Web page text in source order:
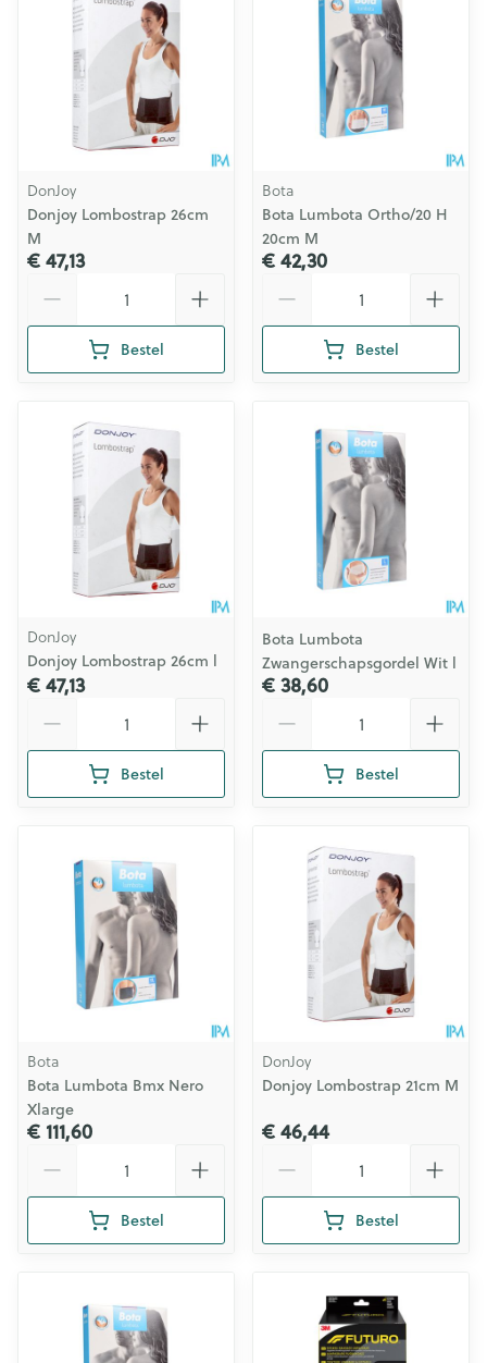
DonJoy
Donjoy Lombostrap 26cm
M
€ 47,13
Bestel
Bota
Bota Lumbota Ortho/20 H
20cm M
€ 42,30
Bestel
DonJoy
Donjoy Lombostrap 26cm l
€ 47,13
Bestel
Bota Lumbota
Zwangerschapsgordel Wit l
€ 38,60
Bestel
Bota
Bota Lumbota Bmx Nero
Xlarge
€ 111,60
Bestel
DonJoy
Donjoy Lombostrap 21cm M
€ 46,44
Bestel